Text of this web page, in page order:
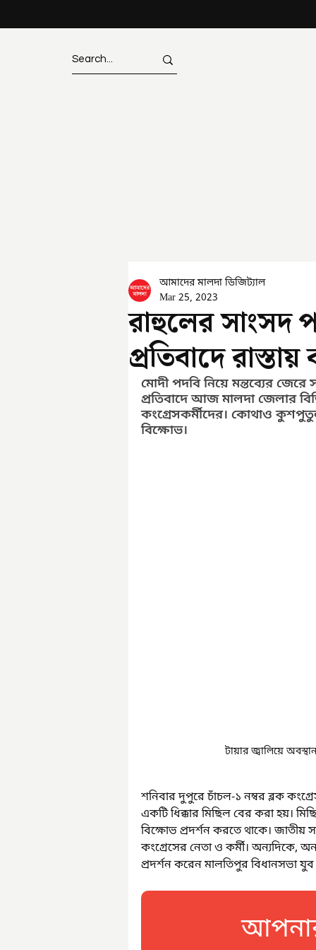
রাহুলের সাংসদ
প্রতিবাদে
আমাদের মালদা ডিজিট্যাল
Mar 25, 2023
মোদী পদবি নিয়ে মন্তব্যের
প্রতিবাদে আজ মালদা জেলার
কংগ্রেসকর্মীদের। কোথাও
বিক্ষোভ।
টায়ার জ্বালিয়ে
শনিবার দুপুরে চাঁচল-১ নম্বর ব্লক
একটি ধিক্কার মিছিল বের করা হয়।
বিক্ষোভ প্রদর্শন করতে থাকে।
কংগ্রেসের নেতা ও কর্মী। অন্যদিকে,
প্রদর্শন করেন মালতিপুর বিধানসভা যুব